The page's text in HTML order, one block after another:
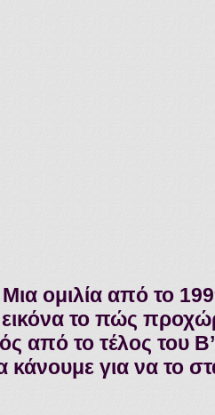
ομιλία από το
το πώς
από το τέλος του
κάνουμε για να το